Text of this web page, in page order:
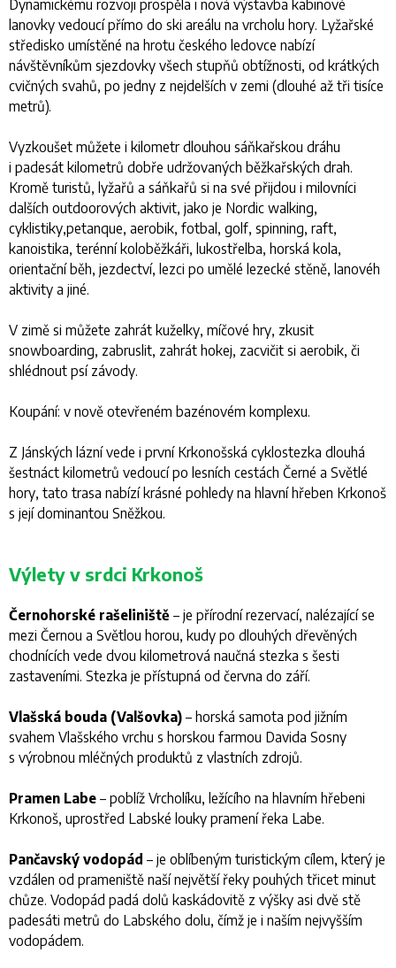
Dynamickému rozvoji prospěla i nová výstavba kabinové
lanovky vedoucí přímo do ski areálu na vrcholu hory. Lyžařské
středisko umístěné na hrotu českého ledovce nabízí
návštěvníkům sjezdovky všech stupňů obtížnosti, od krátkých
cvičných svahů, po jedny z nejdelších v zemi (dlouhé až tři tisíce
metrů).
Vyzkoušet můžete i kilometr dlouhou sáňkařskou dráhu
i padesát kilometrů dobře udržovaných běžkařských drah.
Kromě turistů, lyžařů a sáňkařů si na své přijdou i milovníci
dalších outdoorových aktivit, jako je Nordic walking,
cyklistiky,petanque, aerobik, fotbal, golf, spinning, raft,
kanoistika, terénní koloběžkáři, lukostřelba, horská kola,
orientační běh, jezdectví, lezci po umělé lezecké stěně, lanovéh
aktivity a jiné.
V zimě si můžete zahrát kuželky, míčové hry, zkusit
snowboarding, zabruslit, zahrát hokej, zacvičit si aerobik, či
shlédnout psí závody.
Koupání: v nově otevřeném bazénovém komplexu.
Z Jánských lázní vede i první Krkonošská cyklostezka dlouhá
šestnáct kilometrů vedoucí po lesních cestách Černé a Světlé
hory, tato trasa nabízí krásné pohledy na hlavní hřeben Krkonoš
s její dominantou Sněžkou.
Výlety v srdci Krkonoš
Černohorské rašeliniště – je přírodní rezervací, nalézající se
mezi Černou a Světlou horou, kudy po dlouhých dřevěných
chodnících vede dvou kilometrová naučná stezka s šesti
zastaveními. Stezka je přístupná od června do září.
Vlašská bouda (Valšovka) – horská samota pod jižním
svahem Vlašského vrchu s horskou farmou Davida Sosny
s výrobnou mléčných produktů z vlastních zdrojů.
Pramen Labe – poblíž Vrcholíku, ležícího na hlavním hřebeni
Krkonoš, uprostřed Labské louky pramení řeka Labe.
Pančavský vodopád – je oblíbeným turistickým cílem, který je
vzdálen od prameniště naší největší řeky pouhých třicet minut
chůze. Vodopád padá dolů kaskádovitě z výšky asi dvě stě
padesáti metrů do Labského dolu, čímž je i naším nejvyšším
vodopádem.